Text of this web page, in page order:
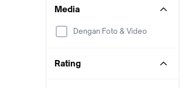
Media
Dengan Foto & Video
Rating